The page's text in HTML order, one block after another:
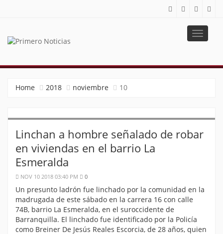
Toggle
Home 2018 noviembre 10
Linchan a hombre señalado de robar
en viviendas en el barrio La
Esmeralda
NOV 10 2018 03:40 PM 0
Un presunto ladrón fue linchado por la comunidad en la
madrugada de este sábado en la carrera 16 con calle
74B, barrio La Esmeralda, en el suroccidente de
Barranquilla. El linchado fue identificado por la Policía
como Breiner De Jesús Reales Escorcia, de 28 años, quien